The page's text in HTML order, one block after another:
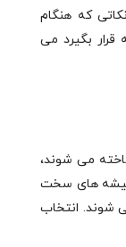
که هنگام
بگیرد می
می شوند،
2 دسته کلی : شیشه های سخت
شوند. انتخاب